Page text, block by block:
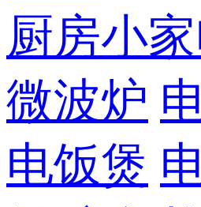
厨房小
微波炉
电饭煲